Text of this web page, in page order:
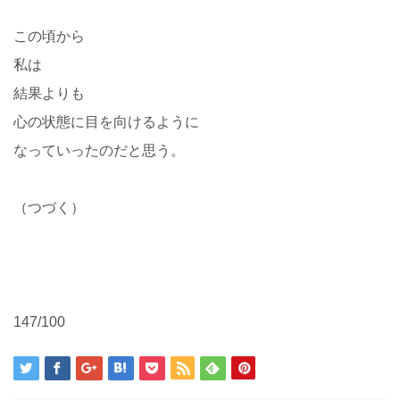
この頃から
私は
結果よりも
心の状態に目を向けるように
なっていったのだと思う。
（つづく）
147/100